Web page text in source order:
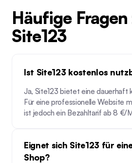
Häufige Fragen
Site123
Ist Site123 kostenlos
Ja, Site123 bietet eine dauerhaft
Für eine professionelle Website
ist jedoch ein Bezahltarif ab 8 €/
Eignet sich Site123 für
Shop?